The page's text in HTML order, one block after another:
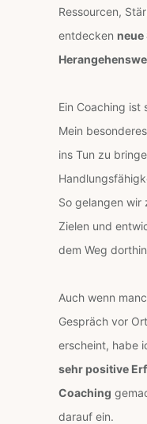
Ressourcen,
entdecken neue
Ein Coaching ist
Mein
ins Tun zu
So gelangen wir
Zielen und
dem Weg
Auch wenn
Gespräch vor
erscheint, habe
sehr positive
Coaching
darauf ein.